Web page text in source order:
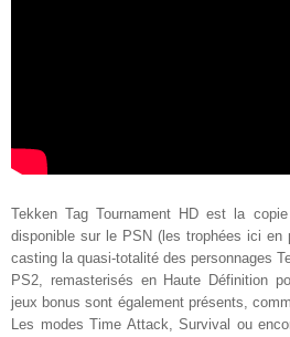
Tekken Tag Tournament HD est la
disponible sur le PSN (les trophées ici en
casting la quasi-totalité des personnages
PS2, remasterisés en Haute Définition
jeux bonus sont également présents,
Les modes Time Attack, Survival ou